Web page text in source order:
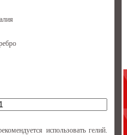
использовать гелий.